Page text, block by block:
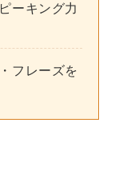
ーキング力
フレーズを